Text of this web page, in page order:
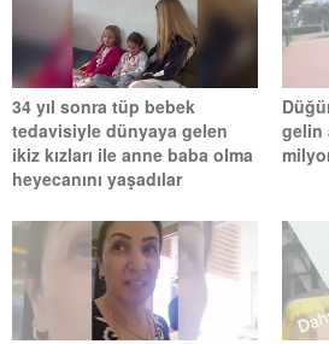
34 yıl sonra tüp bebek
tedavisiyle dünyaya gelen
ikiz kızları ile anne baba olma
heyecanını yaşadılar
gelin